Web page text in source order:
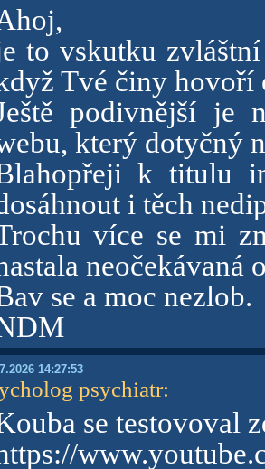
to vskutku
Tvé činy hovoří
podivnější je
který dotyčný
k titulu
i těch
více se mi
neočekávaná
se a moc nezlob.
14:27:53
psychiatr:
se testovoval